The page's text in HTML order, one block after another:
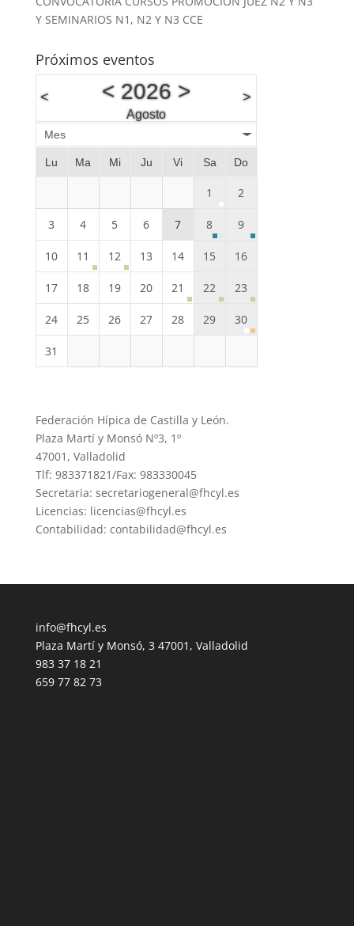
Y SEMINARIOS N1, N2 Y N3 CCE
Próximos eventos
< < 2026>
Agosto
>
Mes
Lu Ma Mi Ju Vi Sa Do
1 2
3 4 5 6 7 8 9
10 11 12 13 14 15 16
17 18 19 20 21 22 23
24 25 26 27 28 29 30
31
Federación Hípica de Castilla y León.
Plaza Martí y Monsó Nº3, 1º
47001, Valladolid
Tlf: 983371821/Fax: 983330045
Secretaria: secretariogeneral@fhcyl.es
Licencias: licencias@fhcyl.es
Contabilidad: contabilidad@fhcyl.es
info@fhcyl.es
Plaza Martí y Monsó, 3 47001, Valladolid
983 37 18 21
659 77 82 73